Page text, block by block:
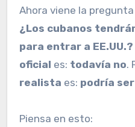
Ahora viene la
¿Los cubanos
para entrar a EE.UU.?
oficial es: todavía no.
realista es: podría
Piensa en esto: